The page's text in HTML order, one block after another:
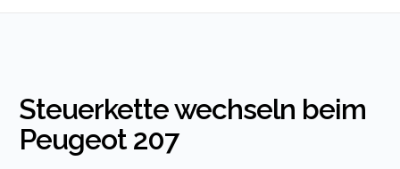
Steuerkette wechseln beim
Peugeot 207